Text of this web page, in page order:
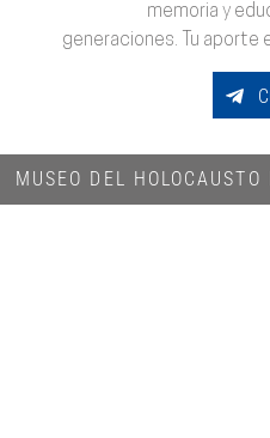
memoria y
generaciones. Tu aporte
MUSEO DEL